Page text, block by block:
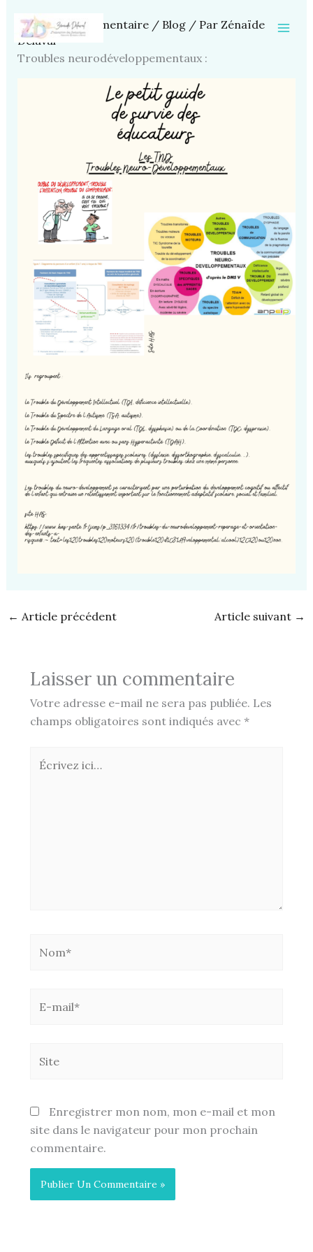
contenu
Laisser un commentaire / Blog/ Par Zénaïde
Delaval
Troubles neurodéveloppementaux :
← Article précédent Article suivant →
Laisser un commentaire
Votre adresse e-mail ne sera pas publiée. Les
champs obligatoires sont indiqués avec *
ici…
mail*
Enregistrer mon nom, mon e-mail et mon
site dans le navigateur pour mon prochain
commentaire.